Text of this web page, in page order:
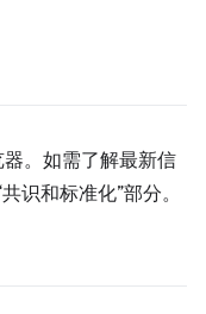
。如需了解最新信
识和标准化”部分。